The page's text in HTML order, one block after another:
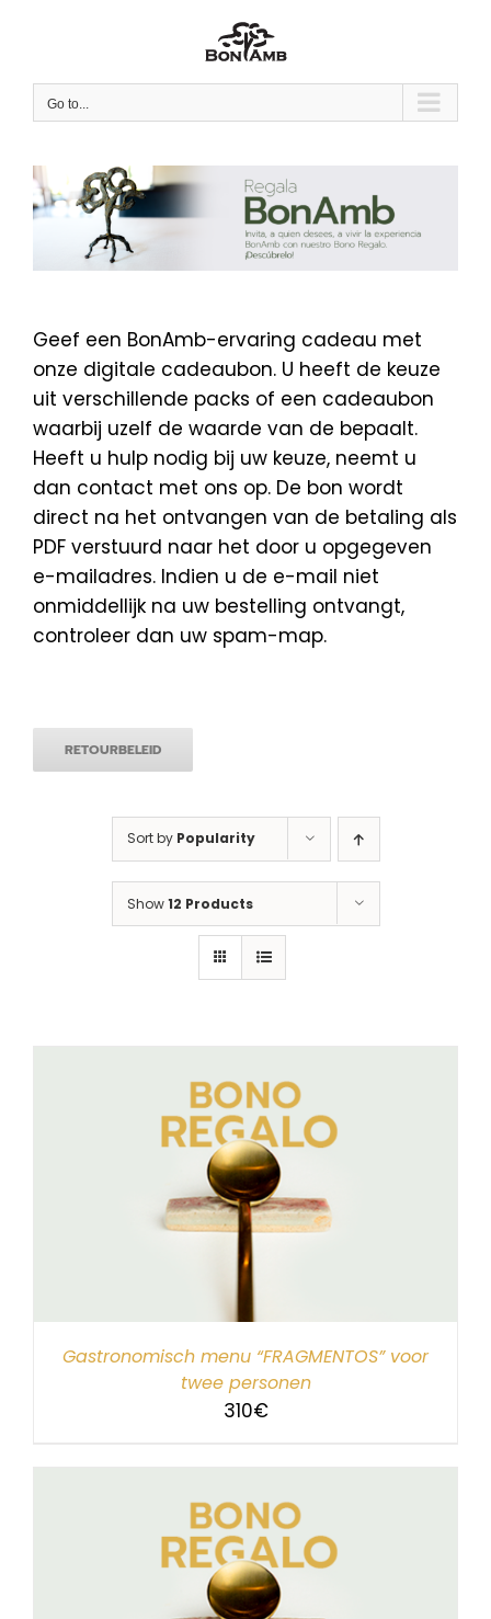
Go to...
Geef een BonAmb-ervaring cadeau met
onze digitale cadeaubon. U heeft de keuze
uit verschillende packs of een cadeaubon
waarbij uzelf de waarde van de bepaalt.
Heeft u hulp nodig bij uw keuze, neemt u
dan contact met ons op. De bon wordt
direct na het ontvangen van de betaling als
PDF verstuurd naar het door u opgegeven
e-mailadres. Indien u de e-mail niet
onmiddellijk na uw bestelling ontvangt,
controleer dan uw spam-map.
RETOURBELEID
Sort by Popularity
Show12 Products
Gastronomisch menu “FRAGMENTOS” voor
twee personen
310€